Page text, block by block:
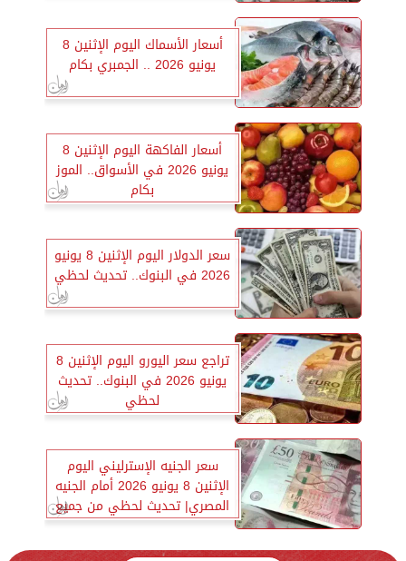
أسعار الأسماك اليوم الإثنين 8
يونيو 2026 .. الجمبري بكام
أسعار الفاكهة اليوم الإثنين 8
يونيو 2026 في الأسواق.. الموز
بكام
سعر الدولار اليوم الإثنين 8 يونيو
2026 في البنوك.. تحديث لحظي
تراجع سعر اليورو اليوم الإثنين 8
يونيو 2026 في البنوك.. تحديث
لحظي
سعر الجنيه الإسترليني اليوم
الإثنين 8 يونيو 2026 أمام الجنيه
المصري| تحديث لحظي من جميع
البنوك